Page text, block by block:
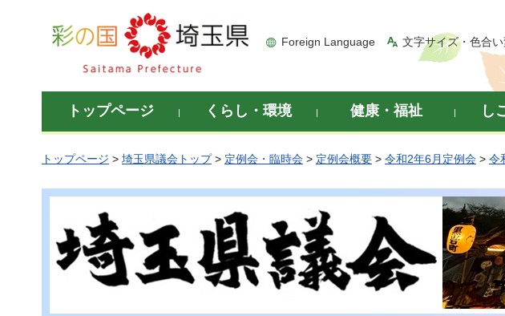
彩の国 埼玉県
Foreign Language 文字サイズ・色合
トップページ くらし・環境 健康・福祉 し
トップページ > 埼玉県議会トップ> 定例会・臨時会 > 定例会概要 > 令和2年6月定例会 > 令